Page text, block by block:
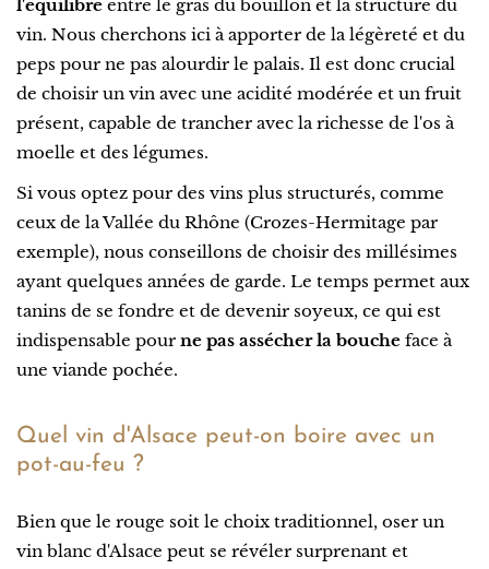
l'équilibre entre le gras du bouillon et la structure du
vin. Nous cherchons ici à apporter de la légèreté et du
peps pour ne pas alourdir le palais. Il est donc crucial
de choisir un vin avec une acidité modérée et un fruit
présent, capable de trancher avec la richesse de l'os à
moelle et des légumes.
Si vous optez pour des vins plus structurés, comme
ceux de la Vallée du Rhône (Crozes-Hermitage par
exemple), nous conseillons de choisir des millésimes
ayant quelques années de garde. Le temps permet aux
tanins de se fondre et de devenir soyeux, ce qui est
indispensable pour ne pas assécher la bouche face à
une viande pochée.
Quel vin d'Alsace peut-on boire avec un
pot-au-feu ?
Bien que le rouge soit le choix traditionnel, oser un
vin blanc d'Alsace peut se révéler surprenant et